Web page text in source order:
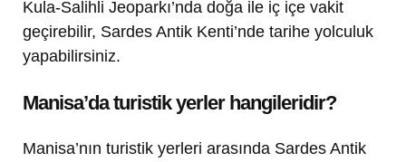
Kula-Salihli Jeoparkı’nda doğa ile iç içe vakit
geçirebilir, Sardes Antik Kenti’nde tarihe yolculuk
yapabilirsiniz.
Manisa’da turistik yerler hangileridir?
Manisa’nın turistik yerleri arasında Sardes Antik